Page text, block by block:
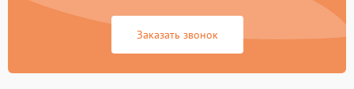
Заказать звонок